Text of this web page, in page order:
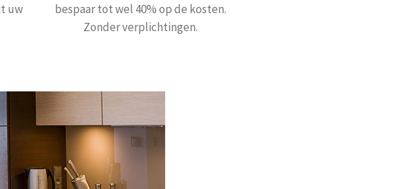
uw
bespaar tot wel 40% op de kosten.
Zonder verplichtingen.